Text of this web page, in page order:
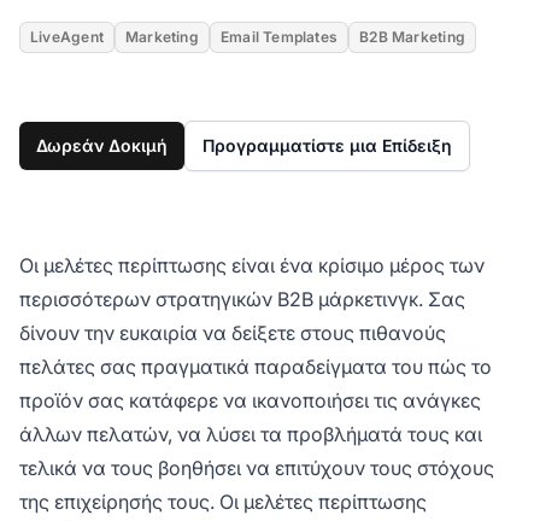
LiveAgent Marketing Email Templates B2B Marketing
Δωρεάν Δοκιμή Προγραμματίστε μια Επίδειξη
Οι μελέτες περίπτωσης είναι ένα κρίσιμο μέρος των
περισσότερων στρατηγικών B2B μάρκετινγκ. Σας
δίνουν την ευκαιρία να δείξετε στους πιθανούς
πελάτες σας πραγματικά παραδείγματα του πώς το
προϊόν σας κατάφερε να ικανοποιήσει τις ανάγκες
άλλων πελατών, να λύσει τα προβλήματά τους και
τελικά να τους βοηθήσει να επιτύχουν τους στόχους
της επιχείρησής τους. Οι μελέτες περίπτωσης